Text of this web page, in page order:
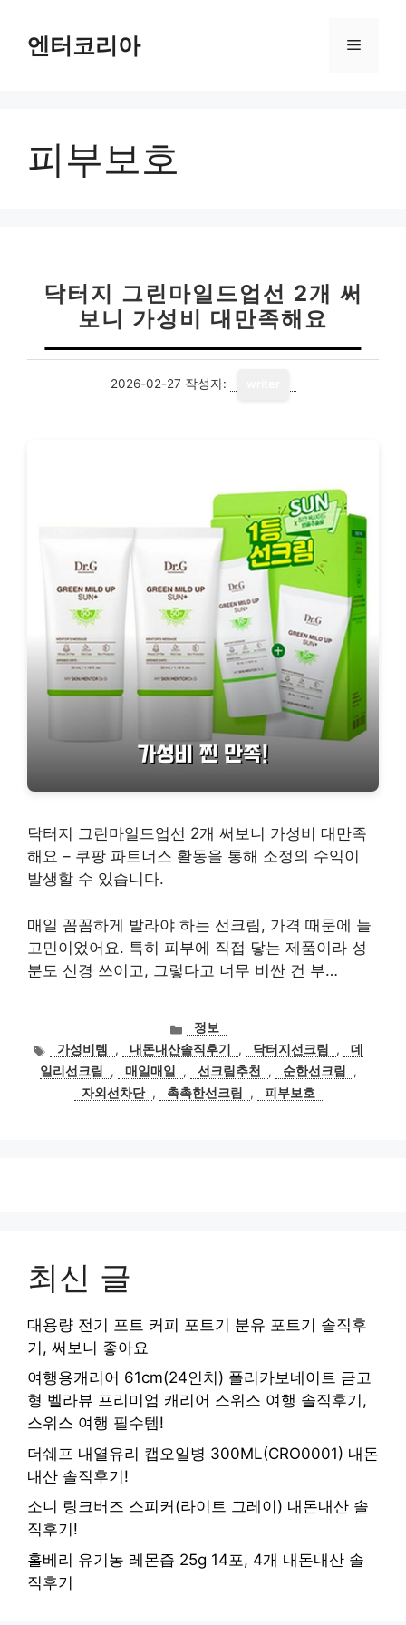
엔터코리아 메
피부보호
닥터지 그린마일드업선 2개 써
보니 가성비 대만족해요
2026-02-27 작성자:
닥터지 그린마일드업선 2개 써보니 가성비 대만족
해요 – 쿠팡 파트너스 활동을 통해 소정의 수익이
발생할 수 있습니다.
매일 꼼꼼하게 발라야 하는 선크림, 가격 때문에 늘
고민이었어요. 특히 피부에 직접 닿는 제품이라 성
분도 신경 쓰이고, 그렇다고 너무 비싼 건 부…
카
테
고
리
정보
태
그
가성비템 , 내돈내산솔직후기 , 닥터지선크림 ,
데
일리선크림
, 매일매일 , 선크림추천 , 순한선크림
,
자외선차단 , 촉촉한선크림 , 피부보호
최신 글
대용량 전기 포트 커피 포트기 분유 포트기 솔직후
기, 써보니 좋아요
여행용캐리어 61cm(24인치) 폴리카보네이트 금고
형 벨라뷰 프리미엄 캐리어 스위스 여행 솔직후기,
스위스 여행 필수템!
더쉐프 내열유리 캡오일병 300ML(CRO0001) 내돈
내산 솔직후기!
소니 링크버즈 스피커(라이트 그레이) 내돈내산 솔
직후기!
홀베리 유기농 레몬즙 25g 14포, 4개 내돈내산 솔
직후기